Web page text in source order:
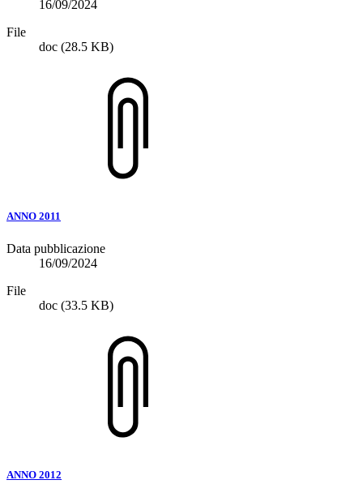
16/09/2024
File
doc (28.5 KB)
ANNO 2011
Data pubblicazione
16/09/2024
File
doc (33.5 KB)
ANNO 2012